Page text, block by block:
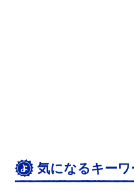
気になるキーワ